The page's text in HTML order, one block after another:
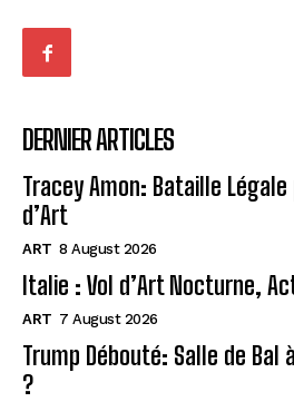
DERNIER ARTICLES
Tracey Amon: Bataille
d’Art
ART 8 August 2026
Italie : Vol d’Art Nocturne,
ART 7 August 2026
Trump Débouté: Salle de Bal
?